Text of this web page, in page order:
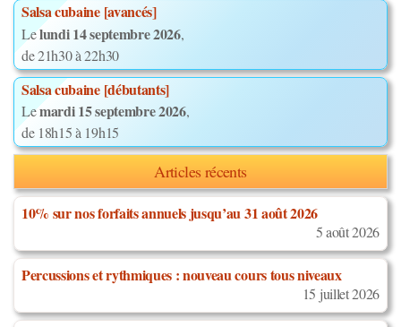
Salsa cubaine [avancés]
Lelundi 14 septembre 2026,
de 21h30 à 22h30
Salsa cubaine [débutants]
Lemardi 15 septembre 2026,
de 18h15 à 19h15
Articles récents
10% sur nos forfaits annuels jusqu’au 31 août 2026
5 août 2026
Percussions et rythmiques : nouveau cours tous niveaux
15 juillet 2026